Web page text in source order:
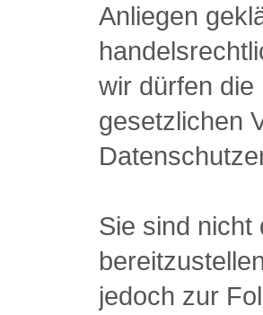
Anliegen
wir dürfen
gesetzlichen
Sie sind nicht
jedoch zur